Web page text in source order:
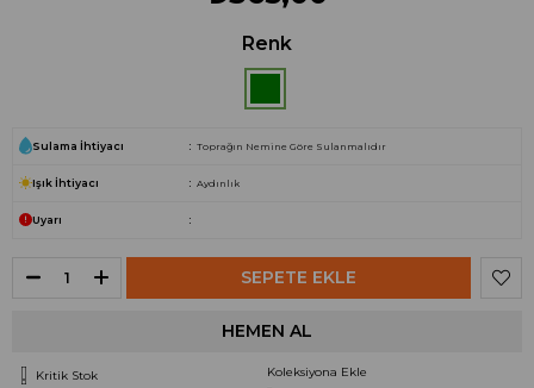
Renk
Sulama İhtiyacı Toprağın Nemine Göre Sulanmalıdır
Işık İhtiyacı Aydınlık
Uyarı
Kritik Stok
Koleksiyona Ekle